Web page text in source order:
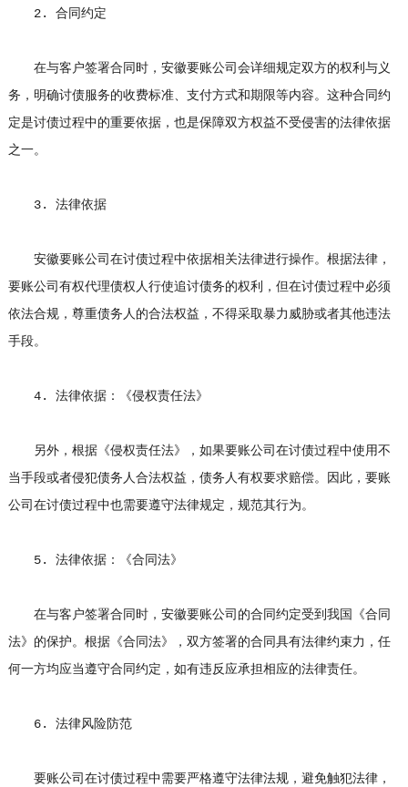
2. 合同约定
在与客户签署合同时，安徽要账公司会详细规定双方的权利与义
务，明确讨债服务的收费标准、支付方式和期限等内容。这种合同约
定是讨债过程中的重要依据，也是保障双方权益不受侵害的法律依据
之一。
3. 法律依据
安徽要账公司在讨债过程中依据相关法律进行操作。根据法律，
要账公司有权代理债权人行使追讨债务的权利，但在讨债过程中必须
依法合规，尊重债务人的合法权益，不得采取暴力威胁或者其他违法
手段。
4. 法律依据：《侵权责任法》
另外，根据《侵权责任法》，如果要账公司在讨债过程中使用不
当手段或者侵犯债务人合法权益，债务人有权要求赔偿。因此，要账
公司在讨债过程中也需要遵守法律规定，规范其行为。
5. 法律依据：《合同法》
在与客户签署合同时，安徽要账公司的合同约定受到我国《合同
法》的保护。根据《合同法》，双方签署的合同具有法律约束力，任
何一方均应当遵守合同约定，如有违反应承担相应的法律责任。
6. 法律风险防范
要账公司在讨债过程中需要严格遵守法律法规，避免触犯法律，